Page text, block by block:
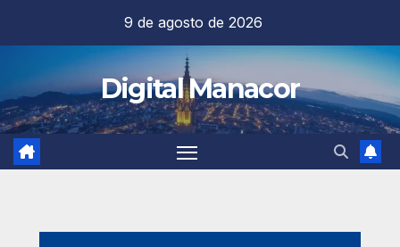
contenido
9 de agosto de 2026
Digital Manacor